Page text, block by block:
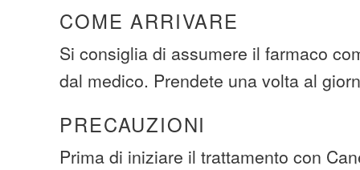
COME ARRIVARE
Si consiglia di assumere il farmaco
dal medico. Prendete una volta al
PRECAUZIONI
Prima di iniziare il trattamento con